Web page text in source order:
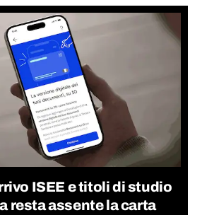
ISEE e titoli di studio
resta assente la carta